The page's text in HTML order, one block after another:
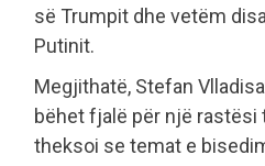
së Trumpit dhe vetëm
Putinit.
Megjithatë, Stefan
bëhet fjalë për një rastësi
theksoi se temat e